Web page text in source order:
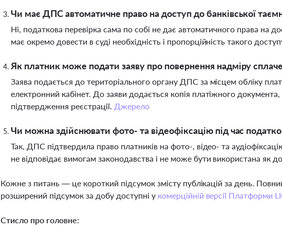
Чи має ДПС автоматичне право на доступ до банківської
Ні, податкова перевірка сама по собі не дає автоматичного права на
має окремо довести в суді необхідність і пропорційність такого
Як платник може подати заяву про повернення надміру
Заява подається до територіального органу ДПС за місцем обліку
електронний кабінет. До заяви додається копія платіжного
підтвердження реєстрації. Джерело
Чи можна здійснювати фото- та відеофіксацію під час
Так, ДПС підтвердила право платників на фото-, відео- та
не відповідає вимогам законодавства і не може бути використана як
Кожне з питань — це короткий підсумок змісту публікацій за день.
розширений підсумок за добу доступні у комерційній версії Платформи
Стисло про головне: